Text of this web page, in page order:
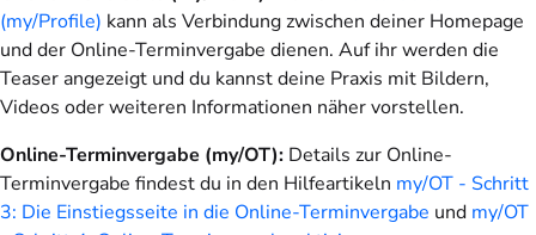
(my/Profile) kann als Verbindung zwischen deiner Homepage
und der Online-Terminvergabe dienen. Auf ihr werden die
Teaser angezeigt und du kannst deine Praxis mit Bildern,
Videos oder weiteren Informationen näher vorstellen.
Online-Terminvergabe (my/OT): Details zur Online-
Terminvergabe findest du in den Hilfeartikeln my/OT - Schritt
3: Die Einstiegsseite in die Online-Terminvergabe und my/OT